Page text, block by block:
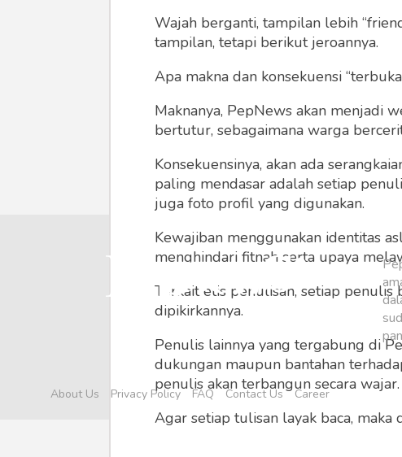
Wajah berganti, tampilan lebih
tampilan, tetapi berikut jeroannya.
Apa makna dan konsekuensi
Maknanya, PepNews akan menjadi
bertutur, sebagaimana warga
Konsekuensinya, akan ada
paling mendasar adalah setiap
juga foto profil yang digunakan.
Kewajiban menggunakan identitas
menghindari fitnah serta upaya
Terkait etis penulisan, setiap
dipikirkannya.
Penulis lainnya yang tergabung di
dukungan maupun bantahan
penulis akan terbangun secara wajar.
Agar setiap tulisan layak baca,
About Us Privacy Policy FAQ Contact Us Career